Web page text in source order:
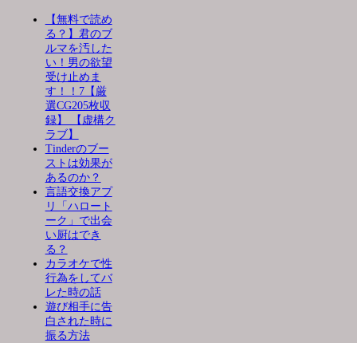
【無料で読め
る？】君のブ
ルマを汚した
い！男の欲望
受け止めま
す！！7【厳
選CG205枚収
録】 【虚構ク
ラブ】
Tinderのブー
ストは効果が
あるのか？
言語交換アプ
リ「ハロート
ーク」で出会
い厨はでき
る？
カラオケで性
行為をしてバ
レた時の話
遊び相手に告
白された時に
振る方法